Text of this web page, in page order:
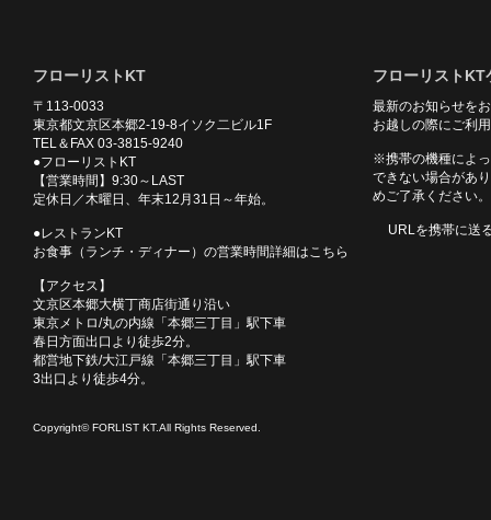
フローリストKT
〒113-0033
東京都文京区本郷2-19-8イソク二ビル1F
TEL＆FAX 03-3815-9240
●フローリストKT
【営業時間】9:30～LAST
定休日／木曜日、年末12月31日～年始。
●レストランKT
お食事（ランチ・ディナー）の営業時間詳細はこちら
【アクセス】
文京区本郷大横丁商店街通り沿い
東京メトロ/丸の内線「本郷三丁目」駅下車
春日方面出口より徒歩2分。
都営地下鉄/大江戸線「本郷三丁目」駅下車
3出口より徒歩4分。
フローリストKT
最新のお知らせを
お越しの際にご利
※携帯の機種によ
できない場合があ
めご了承ください。
URLを携帯に送
Copyright© FORLIST KT.All Rights Reserved.